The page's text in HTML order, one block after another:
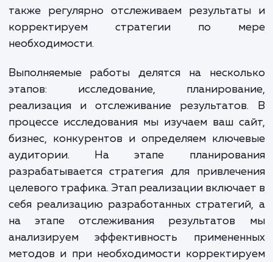
Наши специалисты начинают с анализа
сайта и бизнеса. Мы изучаем вашу
разрабатываем стратегии для
этих групп. Это может включать в себя
ключевых слов, оптимизацию
сайта, социальный медиа-
контекстную рекламу и многое
также регулярно отслеживаем
корректируем стратегии по
необходимости.
Выполняемые работы делятся на